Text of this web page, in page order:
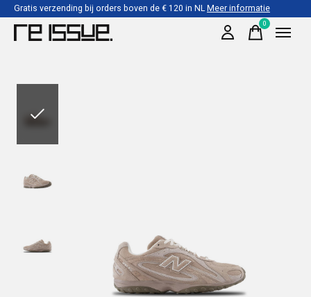
Gratis verzending bij orders boven de € 120 in NLMeer informatie
0items